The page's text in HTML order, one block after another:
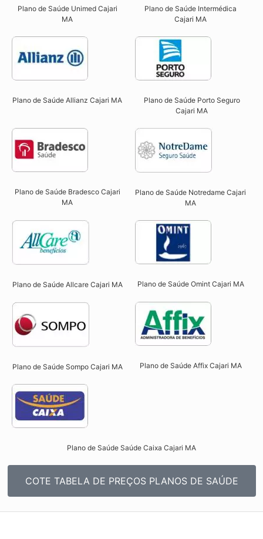
Plano de Saúde Unimed Cajari
MA
Plano de Saúde Intermédica
Cajari MA​
Plano de Saúde Allianz Cajari MA​
Plano de Saúde Porto Seguro
Cajari MA​
Plano de Saúde Bradesco Cajari
MA
Plano de Saúde Notredame Cajari
MA​
Plano de Saúde Allcare Cajari MA​ Plano de Saúde Omint Cajari MA​
Plano de Saúde Sompo Cajari MA​ Plano de Saúde Affix Cajari MA​
Plano de Saúde Saúde Caixa Cajari MA​
COTE TABELA DE PREÇOS PLANOS DE SAÚDE